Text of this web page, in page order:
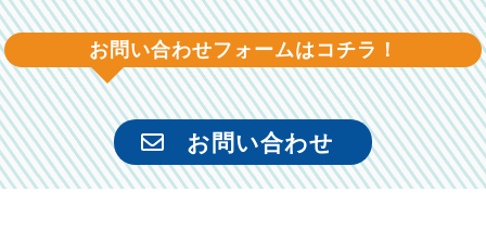
お問い合わせフォームはコチラ！
お問い合わせ